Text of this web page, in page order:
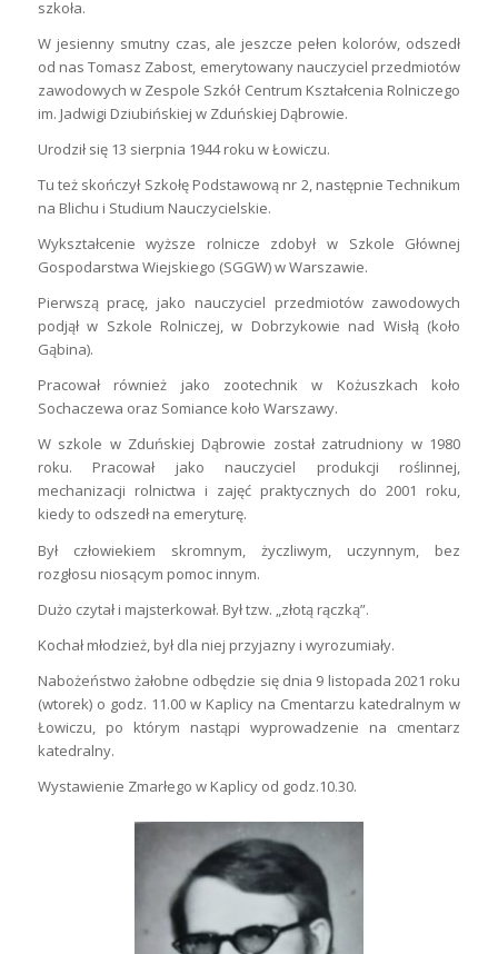
szkoła.
W jesienny smutny czas, ale jeszcze pełen kolorów, odszedł
od nas Tomasz Zabost, emerytowany nauczyciel przedmiotów
zawodowych w Zespole Szkół Centrum Kształcenia Rolniczego
im. Jadwigi Dziubińskiej w Zduńskiej Dąbrowie.
Urodził się 13 sierpnia 1944 roku w Łowiczu.
Tu też skończył Szkołę Podstawową nr 2, następnie Technikum
na Blichu i Studium Nauczycielskie.
Wykształcenie wyższe rolnicze zdobył w Szkole Głównej
Gospodarstwa Wiejskiego (SGGW) w Warszawie.
Pierwszą pracę, jako nauczyciel przedmiotów zawodowych
podjął w Szkole Rolniczej, w Dobrzykowie nad Wisłą (koło
Gąbina).
Pracował również jako zootechnik w Kożuszkach koło
Sochaczewa oraz Somiance koło Warszawy.
W szkole w Zduńskiej Dąbrowie został zatrudniony w 1980
roku. Pracował jako nauczyciel produkcji roślinnej,
mechanizacji rolnictwa i zajęć praktycznych do 2001 roku,
kiedy to odszedł na emeryturę.
Był człowiekiem skromnym, życzliwym, uczynnym, bez
rozgłosu niosącym pomoc innym.
Dużo czytał i majsterkował. Był tzw. „złotą rączką”.
Kochał młodzież, był dla niej przyjazny i wyrozumiały.
Nabożeństwo żałobne odbędzie się dnia 9 listopada 2021 roku
(wtorek) o godz. 11.00 w Kaplicy na Cmentarzu katedralnym w
Łowiczu, po którym nastąpi wyprowadzenie na cmentarz
katedralny.
Wystawienie Zmarłego w Kaplicy od godz.10.30.